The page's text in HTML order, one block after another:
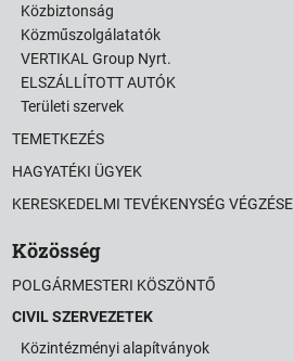
Közbiztonság
Közműszolgálatatók
VERTIKAL Group Nyrt.
ELSZÁLLÍTOTT AUTÓK
Területi szervek
TEMETKEZÉS
HAGYATÉKI ÜGYEK
KERESKEDELMI TEVÉKENYSÉG VÉGZÉSE
Közösség
POLGÁRMESTERI KÖSZÖNTŐ
CIVIL SZERVEZETEK
Közintézményi alapítványok